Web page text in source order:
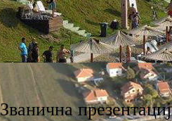
са торња
Званична